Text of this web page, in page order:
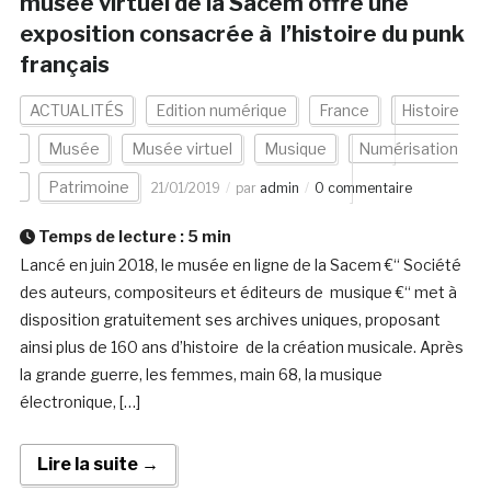
exposition consacrée à l’histoire du punk
français
ACTUALITÉS Edition numérique France Histoire
Musée Musée virtuel Musique Numérisation
Patrimoine 21/01/2019 par admin 0 commentaire
Temps de lecture : 5 min
Lancé en juin 2018, le musée en ligne de la Sacem €“ Société
des auteurs, compositeurs et éditeurs de musique €“ met à
disposition gratuitement ses archives uniques, proposant
ainsi plus de 160 ans d’histoire de la création musicale. Après
la grande guerre, les femmes, main 68, la musique
électronique, […]
Lire la suite →